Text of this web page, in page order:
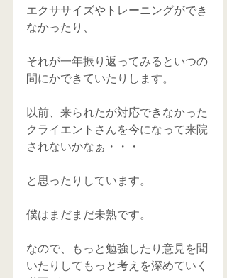
エクササイズやトレーニングができ
なかったり、
それが一年振り返ってみるといつの
間にかできていたりします。
以前、来られたが対応できなかった
クライエントさんを今になって来院
されないかなぁ・・・
と思ったりしています。
僕はまだまだ未熟です。
なので、もっと勉強したり意見を聞
いたりしてもっと考えを深めていく